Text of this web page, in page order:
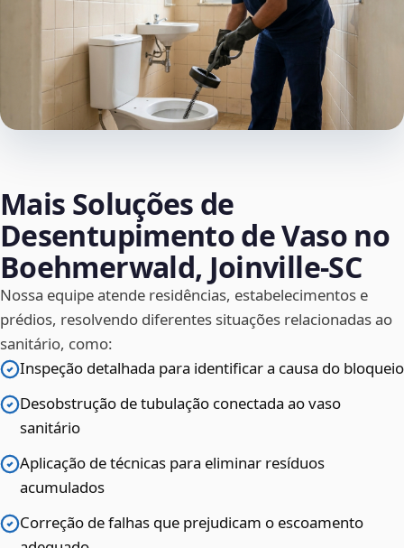
Mais Soluções de
Desentupimento de Vaso no
Boehmerwald, Joinville‑SC
Nossa equipe atende residências, estabelecimentos e
prédios, resolvendo diferentes situações relacionadas ao
sanitário, como:
Inspeção detalhada para identificar a causa do bloqueio
Desobstrução de tubulação conectada ao vaso
sanitário
Aplicação de técnicas para eliminar resíduos
acumulados
Correção de falhas que prejudicam o escoamento